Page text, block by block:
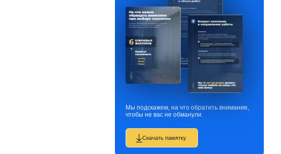
Мы подскажем, на что обратить внимание,
чтобы не вас не обманули.
Скачать памятку